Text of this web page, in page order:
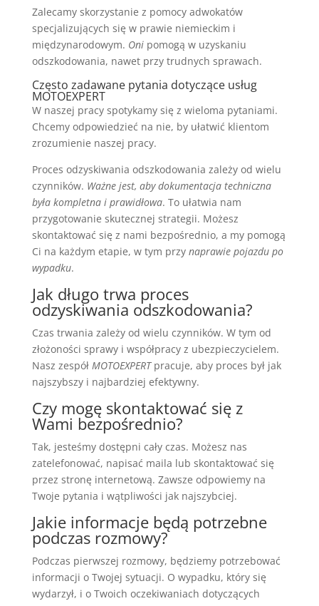
Zalecamy skorzystanie z pomocy adwokatów
specjalizujących się w prawie niemieckim i
międzynarodowym. Onipomogą w uzyskaniu
odszkodowania, nawet przy trudnych sprawach.
Często zadawane pytania dotyczące usług
MOTOEXPERT
W naszej pracy spotykamy się z wieloma pytaniami.
Chcemy odpowiedzieć na nie, by ułatwić klientom
zrozumienie naszej pracy.
Proces odzyskiwania odszkodowania zależy od wielu
czynników. Ważne jest, aby dokumentacja techniczna
była kompletna i prawidłowa. To ułatwia nam
przygotowanie skutecznej strategii. Możesz
skontaktować się z nami bezpośrednio, a my pomogą
Ci na każdym etapie, w tym przy naprawie pojazdu po
wypadku.
Jak długo trwa proces
odzyskiwania odszkodowania?
Czas trwania zależy od wielu czynników. W tym od
złożoności sprawy i współpracy z ubezpieczycielem.
Nasz zespół MOTOEXPERTpracuje, aby proces był jak
najszybszy i najbardziej efektywny.
Czy mogę skontaktować się z
Wami bezpośrednio?
Tak, jesteśmy dostępni cały czas. Możesz nas
zatelefonować, napisać maila lub skontaktować się
przez stronę internetową. Zawsze odpowiemy na
Twoje pytania i wątpliwości jak najszybciej.
Jakie informacje będą potrzebne
podczas rozmowy?
Podczas pierwszej rozmowy, będziemy potrzebować
informacji o Twojej sytuacji. O wypadku, który się
wydarzył, i o Twoich oczekiwaniach dotyczących